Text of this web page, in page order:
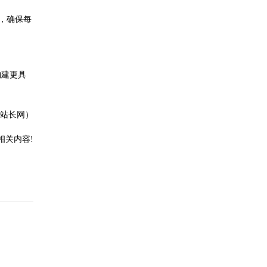
确保每
更具
长网）
关内容!